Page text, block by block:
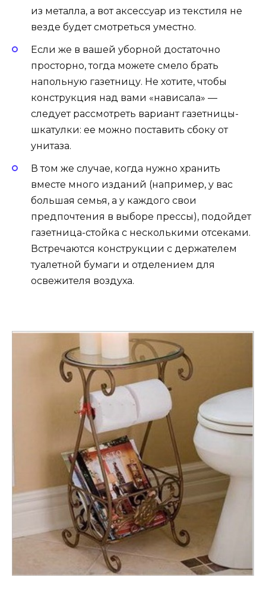
из металла, а вот аксессуар из текстиля не
везде будет смотреться уместно.
Если же в вашей уборной достаточно
просторно, тогда можете смело брать
напольную газетницу. Не хотите, чтобы
конструкция над вами «нависала» —
следует рассмотреть вариант газетницы-
шкатулки: ее можно поставить сбоку от
унитаза.
В том же случае, когда нужно хранить
вместе много изданий (например, у вас
большая семья, а у каждого свои
предпочтения в выборе прессы), подойдет
газетница-стойка с несколькими отсеками.
Встречаются конструкции с держателем
туалетной бумаги и отделением для
освежителя воздуха.